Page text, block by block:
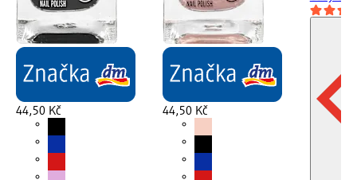
44,50 Kč 44,50 Kč